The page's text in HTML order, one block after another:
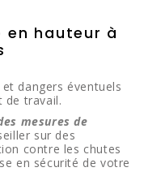
en hauteur à
et dangers éventuels
de travail.
mesures de
sur des
contre les chutes
en sécurité de votre